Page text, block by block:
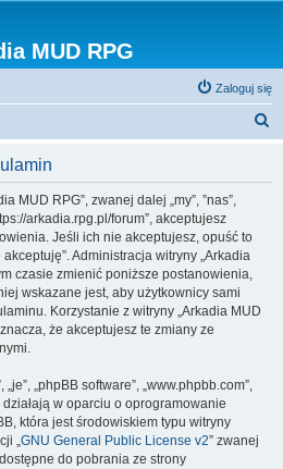
MUD RPG
Zaloguj się
MUD RPG”, zwanej dalej „my”, ”nas”,
arkadia.rpg.pl/forum”, akceptujesz
Jeśli ich nie akceptujesz, opuść to
Administracja witryny „Arkadia
czasie zmienić poniższe postanowienia,
wskazane jest, aby użytkownicy sami
Korzystanie z witryny „Arkadia MUD
że akceptujesz te zmiany ze
„je”, „phpBB software”, „www.phpbb.com”,
działają w oparciu o oprogramowanie
która jest środowiskiem typu witryny
„GNU General Public License v2” zwanej
do pobrania ze strony